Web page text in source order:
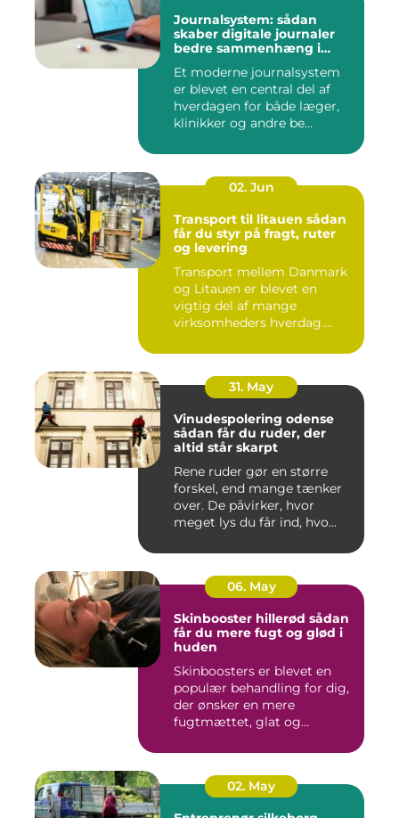
Journalsystem: sådan
skaber digitale journaler
bedre sammenhæng i
Et moderne journalsystem
er blevet en central del af
hverdagen for både læger,
klinikker og andre be...
02. Jun
Transport til litauen sådan
får du styr på fragt, ruter
og levering
Transport mellem Danmark
og Litauen er blevet en
vigtig del af mange
virksomheders hverdag.
31. May
Vinudespolering odense
sådan får du ruder, der
altid står skarpt
Rene ruder gør en større
forskel, end mange tænker
over. De påvirker, hvor
meget lys du får ind, hvo...
06. May
Skinbooster hillerød sådan
får du mere fugt og glød i
huden
Skinboosters er blevet en
populær behandling for dig,
der ønsker en mere
fugtmættet, glat og
02. May